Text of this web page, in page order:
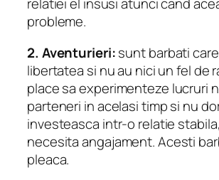
relatiei el insusi atunci cand
probleme.
2. Aventurieri:sunt barbati
libertatea si nu au nici un fel de
place sa experimenteze lucruri
parteneri in acelasi timp si nu
investeasca intr-o relatie
necesita angajament. Acesti
pleaca.